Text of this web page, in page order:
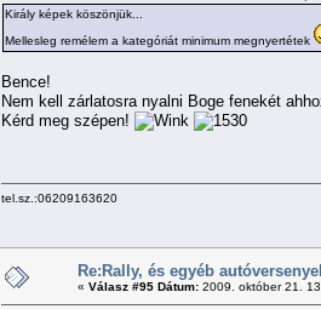
Király képek köszönjük...
Mellesleg remélem a kategóriát minimum megnyertétek
Bence!
Nem kell zárlatosra nyalni Boge fenekét
Kérd meg szépen!
tel.sz.:06209163620
Re:Rally, és egyéb
« Válasz #95 Dátum: 2009. október 21.